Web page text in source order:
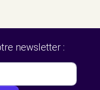
newsletter :